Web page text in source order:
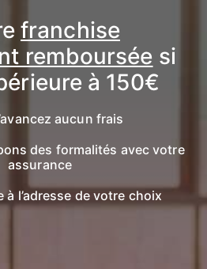
franchise
remboursée si
à 150€
aucun frais
des formalités avec votre
assurance
à l’adresse de votre choix